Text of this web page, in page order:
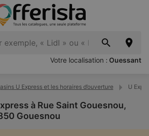
Votre localisation : Ouessant
U Express et les horaires d’ouverture U
à Rue Saint Gouesnou,
Gouesnou